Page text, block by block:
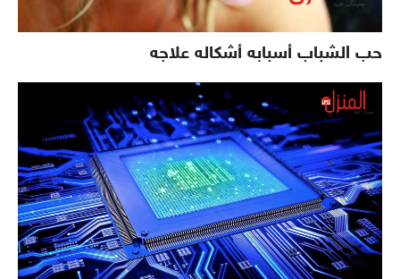
حب الشباب أسبابه أشكاله علاجه